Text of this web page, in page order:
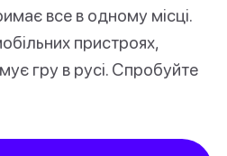
все в одному місці.
пристроях,
гру в русі. Спробуйте